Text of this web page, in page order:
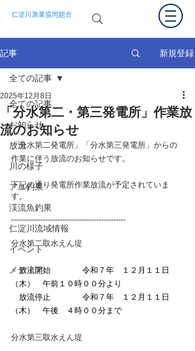
仁淀川漁業協同組合
記事 新規登録
全ての記事
お知らせ
放流
川の様子
アユ釣果
渓流魚釣果
仁淀川流域情報
イベント
メディア
全ての記事
「分水第二・第三発電所」作業放
流のお知らせ
2025年12月8日
「分水第二発電所」「分水第三発電所」からの
作業に伴う放流のお知らせです。
下記の通り発電所作業放流が予定されていま
す。
-----------------------------------------------
分水第二取水えん堤
放流開始　　　　令和７年　１２月１１日
（木）　午前１０時００分より
放流停止　　　　令和７年　１２月１１日
（木）　午後　４時００分まで
分水第三取水えん堤